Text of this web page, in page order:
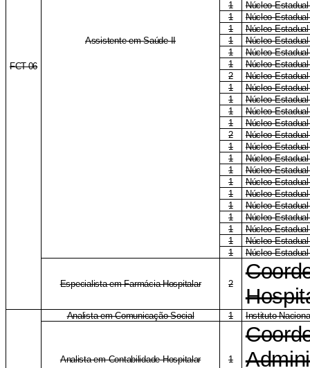
FCT-06
Assistente em Saúde II
1
Núcleo
1
Núcleo
1
Núcleo
1
Núcleo
1
Núcleo
1
Núcleo
2
Núcleo
1
Núcleo
1
Núcleo
1
Núcleo
1
Núcleo
2
Núcleo
1
Núcleo
1
Núcleo
1
Núcleo
1
Núcleo
1
Núcleo
1
Núcleo
1
Núcleo
1
Núcleo
1
Núcleo
1
Núcleo
Especialista em Farmácia Hospitalar 2
Analista em Comunicação Social 1 Instituto
Analista em Contabilidade Hospitalar 1